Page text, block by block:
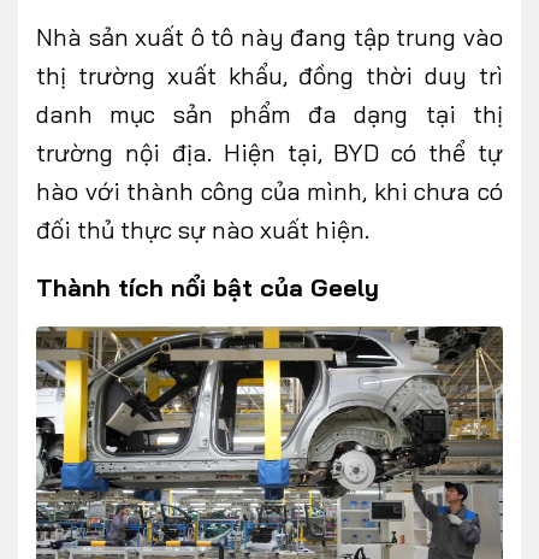
Nhà sản xuất ô tô này đang tập trung vào
thị trường xuất khẩu, đồng thời duy trì
danh mục sản phẩm đa dạng tại thị
trường nội địa. Hiện tại, BYD có thể tự
hào với thành công của mình, khi chưa có
đối thủ thực sự nào xuất hiện.
Thành tích nổi bật của Geely